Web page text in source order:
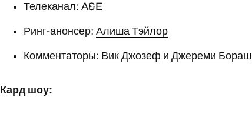
Телеканал: A&E
Ринг-анонсер:Алиша Тэйлор
Комментаторы: Вик Джозеф иДжереми Бораш
Кард шоу: